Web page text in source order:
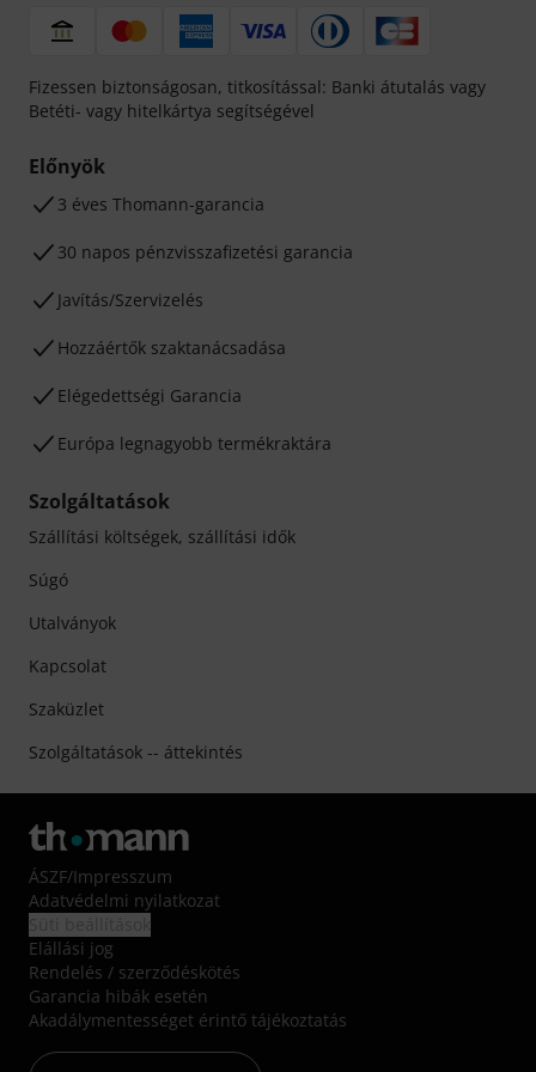
Fizessen biztonságosan, titkosítással: Banki átutalás vagy
Betéti- vagy hitelkártya segítségével
Előnyök
3 éves Thomann-garancia
30 napos pénzvisszafizetési garancia
Javítás/Szervizelés
Hozzáértők szaktanácsadása
Elégedettségi Garancia
Európa legnagyobb termékraktára
Szolgáltatások
Szállítási költségek, szállítási idők
Súgó
Utalványok
Kapcsolat
Szaküzlet
Szolgáltatások -- áttekintés
ÁSZF/Impresszum
Adatvédelmi nyilatkozat
Elállási jog
Rendelés / szerződéskötés
Garancia hibák esetén
Akadálymentességet érintő tájékoztatás